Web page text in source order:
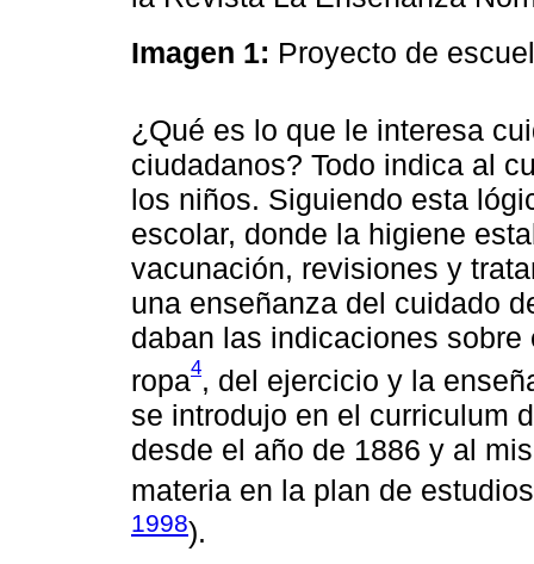
Imagen 1: Proyecto de
¿Qué es lo que le interesa
ciudadanos? Todo indica al
los niños. Siguiendo esta
escolar, donde la higiene
vacunación, revisiones y
una enseñanza del cuidado
daban las indicaciones
ropa4, del ejercicio y la
se introdujo en el curriculum
desde el año de 1886 y al
materia en la plan de
1998).